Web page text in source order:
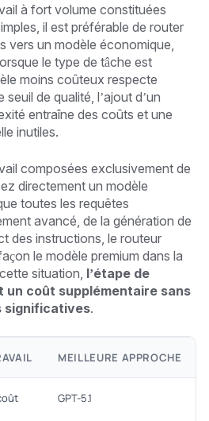
à fort volume constituées
il est préférable de router
vers un modèle économique,
le type de tâche est
moins coûteux respecte
de qualité, l’ajout d’un
entraîne des coûts et une
inutiles.
composées exclusivement de
directement un modèle
toutes les requêtes
avancé, de la génération de
des instructions, le routeur
le modèle premium dans la
situation, l’étape de
coût supplémentaire sans
significatives.
MEILLEURE APPROCHE
GPT-5.1